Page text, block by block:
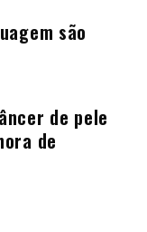
são
de pele
de